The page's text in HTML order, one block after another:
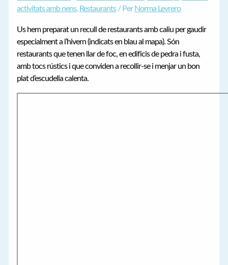
activitats amb nens, Restaurants/ Per Norma Levrero
Us hem preparat un recull de restaurants amb caliu per gaudir
especialment a l’hivern (indicats en blau al mapa). Són
restaurants que tenen llar de foc, en edificis de pedra i fusta,
amb tocs rústics i que conviden a recollir-se i menjar un bon
plat d’escudella calenta.